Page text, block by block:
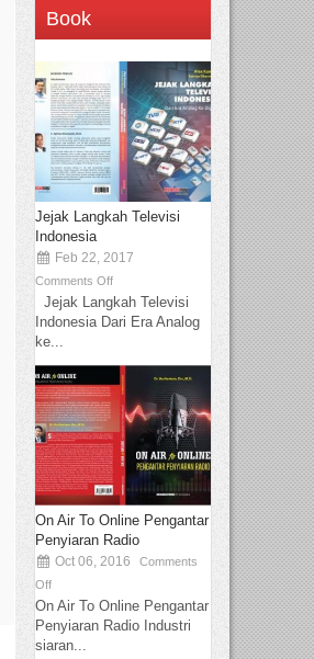
Book
Jejak Langkah Televisi
Indonesia
Feb 22, 2017
Comments Off
Jejak Langkah Televisi
Indonesia Dari Era Analog
ke...
On Air To Online Pengantar
Penyiaran Radio
Oct 06, 2016
Comments
Off
On Air To Online Pengantar
Penyiaran Radio Industri
siaran...